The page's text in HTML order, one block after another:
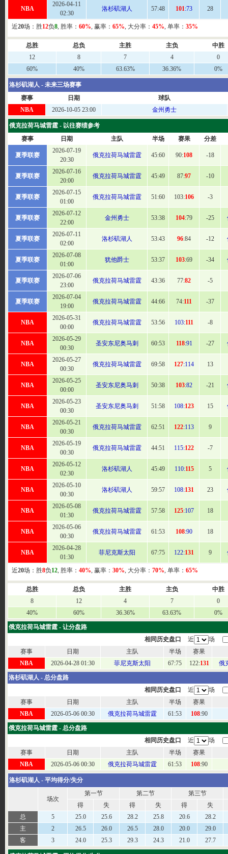
NBA
2026-04-11
02:30
洛杉矶湖人 57:48 101:73 28
近20场：胜12负8, 胜率： 60%, 赢率： 65%, 大分率： 45%, 单率： 35%
总胜 总负 主胜 主负
中胜
12
8 7 4
0
60%
40% 63.63% 36.36% 0%
洛杉矶湖人 - 未来三场赛事
赛事
日期
球队
NBA
2026-10-05 23:00 金州勇士
俄克拉荷马城雷霆 - 以往赛绩参考
赛事
日期 主队 半场 赛果 分差
夏季联赛
2026-07-19
20:30
俄克拉荷马城雷霆 45:60 90:108 -18
夏季联赛
2026-07-16
20:00
俄克拉荷马城雷霆 45:49 87:97 -10
夏季联赛
2026-07-15
01:00
俄克拉荷马城雷霆 51:60 103:106 -3
夏季联赛
2026-07-12
22:00
金州勇士 53:38 104:79 -25
夏季联赛
2026-07-11
02:00
洛杉矶湖人 53:43 96:84 -12
夏季联赛
2026-07-08
01:00
犹他爵士 53:37 103:69 -34
夏季联赛
2026-07-06
23:00
俄克拉荷马城雷霆 43:36 77:82 -5
夏季联赛
2026-07-04
19:00
俄克拉荷马城雷霆 44:66 74:111 -37
NBA
2026-05-31
00:00
俄克拉荷马城雷霆 53:56 103:111 -8
NBA
2026-05-29
00:30
圣安东尼奥马刺 60:53 118:91 -27
NBA
2026-05-27
00:30
俄克拉荷马城雷霆 69:58 127:114 13
NBA
2026-05-25
00:00
圣安东尼奥马刺 50:38 103:82 -21
NBA
2026-05-23
00:30
圣安东尼奥马刺 51:58 108:123 15
NBA
2026-05-21
00:30
俄克拉荷马城雷霆 62:51 122:113 9
NBA
2026-05-19
00:30
俄克拉荷马城雷霆 44:51 115:122 -7
NBA
2026-05-12
02:30
洛杉矶湖人 45:49 110:115 5
NBA
2026-05-10
00:30
洛杉矶湖人 59:57 108:131 23
NBA
2026-05-08
01:30
俄克拉荷马城雷霆 57:58 125:107 18
NBA
2026-05-06
00:30
俄克拉荷马城雷霆 61:53 108:90 18
NBA
2026-04-28
01:30
菲尼克斯太阳 67:75 122:131 9
近20场：胜8负12, 胜率： 40%, 赢率： 30%, 大分率： 70%, 单率： 65%
总胜 总负 主胜 主负
中胜
8
12 4 7
0
40%
60% 36.36% 63.63%
0%
俄克拉荷马城雷霆 - 让分盘路
相同历史盘口
近
场
赛事
日期 主队 半场
赛果
NBA
2026-04-28 01:30 菲尼克斯太阳 67:75 122:131
俄
洛杉矶湖人 - 总分盘路
相同历史盘口
近
场
赛事
日期 主队 半场
赛果
NBA
2026-05-06 00:30 俄克拉荷马城雷霆 61:53 108:90
俄克拉荷马城雷霆 - 总分盘路
相同历史盘口
近
场
赛事
日期 主队 半场
赛果
NBA
2026-05-06 00:30 俄克拉荷马城雷霆 61:53 108:90
洛杉矶湖人 - 平均得分/失分
场次
第一节 第二节
第三节
得
失 得 失 得
失
总
5 25.0 25.6 28.2 25.8 20.6
28.2
主
2 26.5 26.0 26.5 28.0 20.0
29.0
客
3 24.0 25.3 29.3 24.3 21.0 27.7